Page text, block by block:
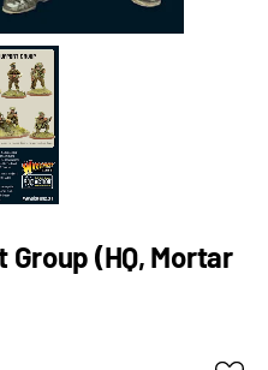
(HQ, Mortar